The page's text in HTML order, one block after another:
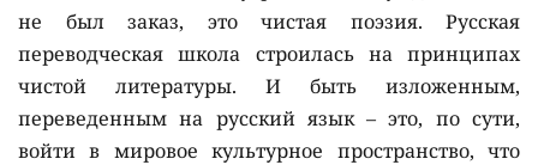
не был заказ, это чистая поэзия. Русская
переводческая школа строилась на принципах
чистой литературы. И быть изложенным,
переведенным на русский язык – это, по сути,
войти в мировое культурное пространство, что